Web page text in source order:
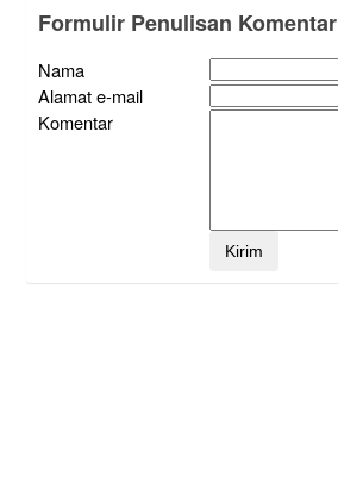
Formulir Penulisan Komentar
Nama
Alamat e-mail
Komentar